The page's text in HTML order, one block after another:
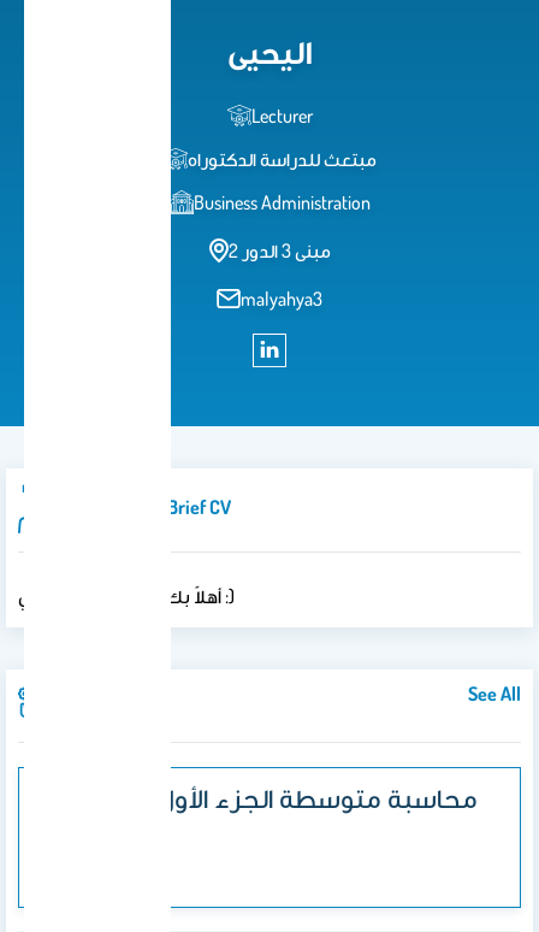
اليحيى
Lecturer
مبتعث للدراسة الدكتوراه
Business Administration
مبنى 3 الدور 2
malyahya3
Introduction/brief CV
أهلاً بك في موقعي الشخصي :)
See All
محاسبة متوسطة الجزء الأول (حسب